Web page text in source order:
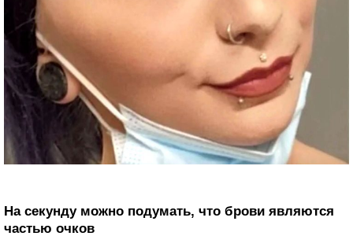
На секунду можно подумать, что брови являются
частью очков